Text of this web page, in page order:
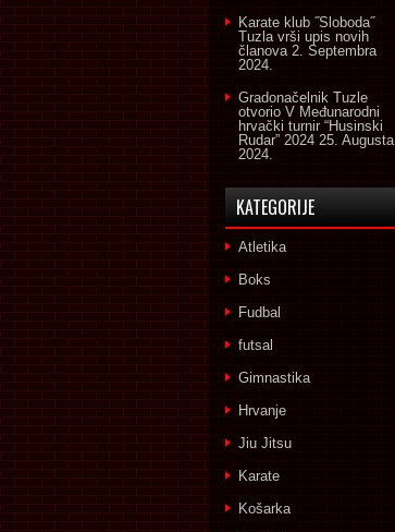
Karate klub ˝Sloboda˝
Tuzla vrši upis novih
članova 2. Septembra
2024.
Gradonačelnik Tuzle
otvorio V Međunarodni
hrvački turnir “Husinski
Rudar” 2024 25. Augusta
2024.
KATEGORIJE
Atletika
Boks
Fudbal
futsal
Gimnastika
Hrvanje
Jiu Jitsu
Karate
Košarka